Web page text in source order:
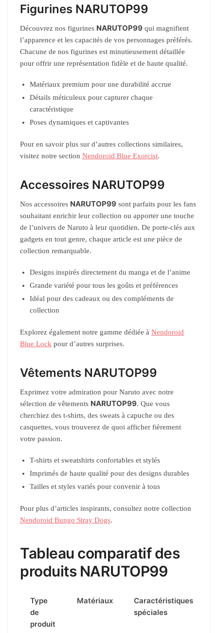
Figurines NARUTOP99
Découvrez nos figurines NARUTOP99 qui magnifient
l’apparence et les capacités de vos personnages préférés.
Chacune de nos figurines est minutieusement détaillée
pour offrir une représentation fidèle et de haute qualité.
Matériaux premium pour une durabilité accrue
Détails méticuleux pour capturer chaque
caractéristique
Poses dynamiques et captivantes
Pour en savoir plus sur d’autres collections similaires,
visitez notre section Nendoroid Blue Exorcist.
Accessoires NARUTOP99
Nos accessoires NARUTOP99 sont parfaits pour les fans
souhaitant enrichir leur collection ou apporter une touche
de l’univers de Naruto à leur quotidien. De porte-clés aux
gadgets en tout genre, chaque article est une pièce de
collection remarquable.
Designs inspirés directement du manga et de l’anime
Grande variété pour tous les goûts et préférences
Idéal pour des cadeaux ou des compléments de
collection
Explorez également notre gamme dédiée à Nendoroid
Blue Lock pour d’autres surprises.
Vêtements NARUTOP99
Exprimez votre admiration pour Naruto avec notre
sélection de vêtements NARUTOP99. Que vous
cherchiez des t-shirts, des sweats à capuche ou des
casquettes, vous trouverez de quoi afficher fièrement
votre passion.
T-shirts et sweatshirts confortables et stylés
Imprimés de haute qualité pour des designs durables
Tailles et styles variés pour convenir à tous
Pour plus d’articles inspirants, consultez notre collection
Nendoroid Bungo Stray Dogs.
Tableau comparatif des
produits NARUTOP99
Type
de
produit
Matériaux
Caractéristiques
spéciales